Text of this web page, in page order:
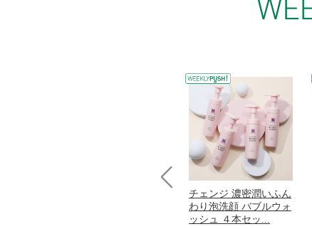
チェンジ 濃密潤いふん
わり泡洗顔 バブルウォ
ッシュ ４本セッ...